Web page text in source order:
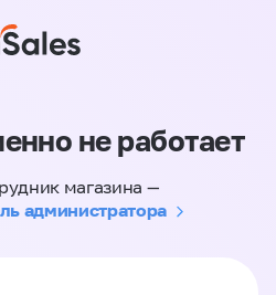
не работает
магазина —
администратора